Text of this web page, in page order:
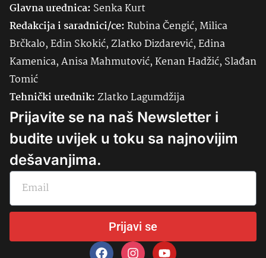
Glavna urednica: SenkaKurt
Redakcija i saradnici/ce:Rubina Čengić, Milica
Brčkalo, Edin Skokić, Zlatko Dizdarević, Edina
Kamenica, Anisa Mahmutović, Kenan Hadžić, Slađan
Tomić
Tehnički urednik:Zlatko Lagumdžija
Prijavite se na naš Newsletter i
budite uvijek u toku sa najnovijim
dešavanjima.
Prijavi se